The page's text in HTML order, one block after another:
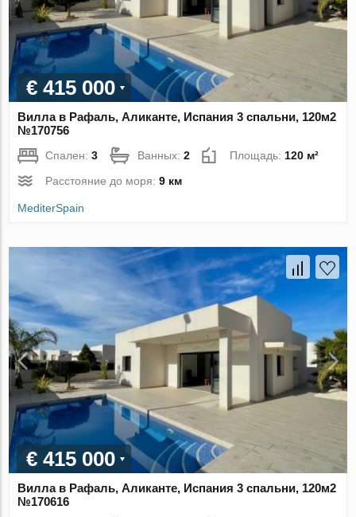
€ 415 000
Вилла в Рафаль, Аликанте, Испания 3 спальни, 120м2
№170756
Спален:3 Ванных:2 Площадь:120 м²
Расстояние до моря:9 км
MediterSpain
€ 415 000
Вилла в Рафаль, Аликанте, Испания 3 спальни, 120м2
№170616